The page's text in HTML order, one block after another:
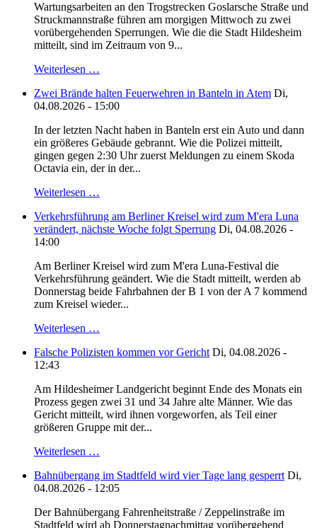
Wartungsarbeiten an den Trogstrecken Goslarsche Straße und
Struckmannstraße führen am morgigen Mittwoch zu zwei
vorübergehenden Sperrungen. Wie die die Stadt Hildesheim
mitteilt, sind im Zeitraum von 9...
Weiterlesen …
Zwei Brände halten Feuerwehren in Banteln in Atem Di,
04.08.2026 - 15:00
In der letzten Nacht haben in Banteln erst ein Auto und dann
ein größeres Gebäude gebrannt. Wie die Polizei mitteilt,
gingen gegen 2:30 Uhr zuerst Meldungen zu einem Skoda
Octavia ein, der in der...
Weiterlesen …
Verkehrsführung am Berliner Kreisel wird zum M'era Luna
verändert, nächste Woche folgt Sperrung Di, 04.08.2026 -
14:00
Am Berliner Kreisel wird zum M'era Luna-Festival die
Verkehrsführung geändert. Wie die Stadt mitteilt, werden ab
Donnerstag beide Fahrbahnen der B 1 von der A 7 kommend
zum Kreisel wieder...
Weiterlesen …
Falsche Polizisten kommen vor Gericht Di, 04.08.2026 -
12:43
Am Hildesheimer Landgericht beginnt Ende des Monats ein
Prozess gegen zwei 31 und 34 Jahre alte Männer. Wie das
Gericht mitteilt, wird ihnen vorgeworfen, als Teil einer
größeren Gruppe mit der...
Weiterlesen …
Bahnübergang im Stadtfeld wird vier Tage lang gesperrt Di,
04.08.2026 - 12:05
Der Bahnübergang Fahrenheitstraße / Zeppelinstraße im
Stadtfeld wird ab Donnerstagnachmittag vorübergehend